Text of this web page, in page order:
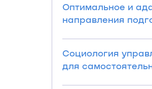
Оптимальное и
направления
Социология
для